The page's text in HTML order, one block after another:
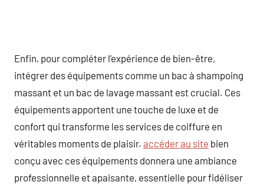
Enfin, pour compléter l’expérience de bien-être,
intégrer des équipements comme un bac à shampoing
massant et un bac de lavage massant est crucial. Ces
équipements apportent une touche de luxe et de
confort qui transforme les services de coiffure en
véritables moments de plaisir. accéder au site bien
conçu avec ces équipements donnera une ambiance
professionnelle et apaisante, essentielle pour fidéliser